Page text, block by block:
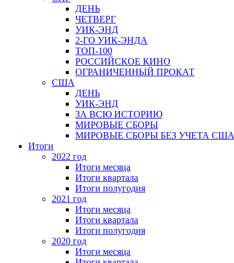
ДЕНЬ
ЧЕТВЕРГ
УИК-ЭНД
2-ГО УИК-ЭНДА
ТОП-100
РОССИЙСКОЕ КИНО
ОГРАНИЧЕННЫЙ ПРОКАТ
США
ДЕНЬ
УИК-ЭНД
ЗА ВСЮ ИСТОРИЮ
МИРОВЫЕ СБОРЫ
МИРОВЫЕ СБОРЫ БЕЗ УЧЕТА США
Итоги
2022 год
Итоги месяца
Итоги квартала
Итоги полугодия
2021 год
Итоги месяца
Итоги квартала
Итоги полугодия
2020 год
Итоги месяца